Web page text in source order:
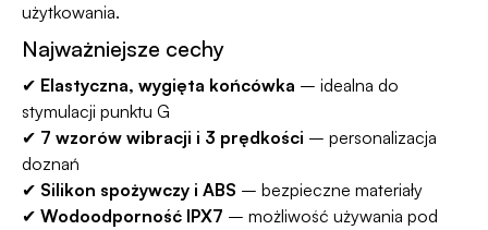
użytkowania.
Najważniejsze cechy
✔ Elastyczna, wygięta końcówka – idealna do
stymulacji punktu G
✔ 7 wzorów wibracji i 3 prędkości – personalizacja
doznań
✔ Silikon spożywczy i ABS – bezpieczne materiały
✔ Wodoodporność IPX7 – możliwość używania pod